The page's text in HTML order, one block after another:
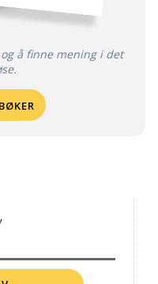
å finne mening i det